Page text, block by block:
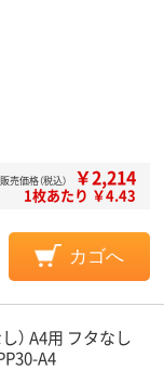
販売価格（税込） ￥2,214
1枚あたり ￥4.43
カゴへ
） A4用 フタなし
A4